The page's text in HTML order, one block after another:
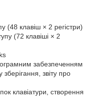
(48 клавіш × 2 регістри)
(72 клавіші × 2
забезпеченням
звіту про
клавіатури, створення